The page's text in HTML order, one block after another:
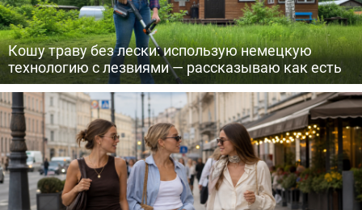
Кошу траву без лески: использую немецкую
технологию с лезвиями — рассказываю как есть